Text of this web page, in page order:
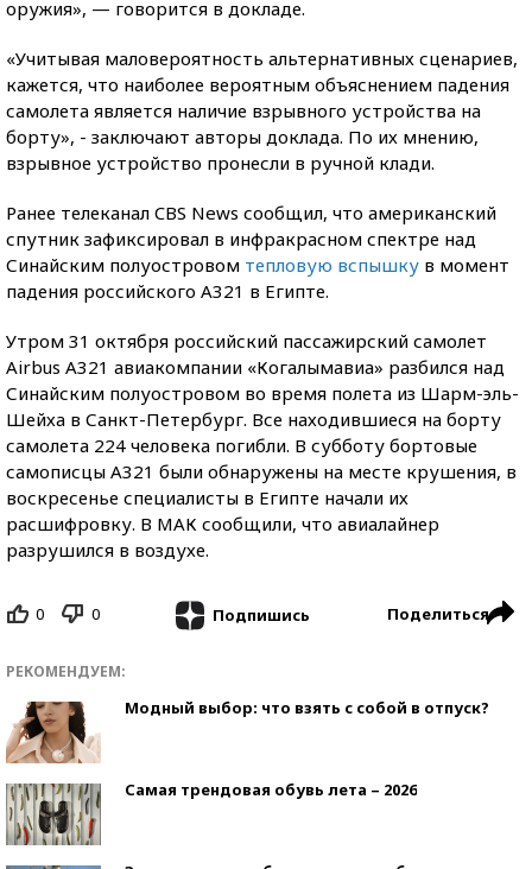
оружия», — говорится в докладе.
«Учитывая маловероятность альтернативных сценариев,
кажется, что наиболее вероятным объяснением падения
самолета является наличие взрывного устройства на
борту», - заключают авторы доклада. По их мнению,
взрывное устройство пронесли в ручной клади.
Ранее телеканал CBS News сообщил, что американский
спутник зафиксировал в инфракрасном спектре над
Синайским полуостровом тепловую вспышку в момент
падения российского А321 в Египте.
Утром 31 октября российский пассажирский самолет
Airbus А321 авиакомпании «Когалымавиа» разбился над
Синайским полуостровом во время полета из Шарм-эль-
Шейха в Санкт-Петербург. Все находившиеся на борту
самолета 224 человека погибли. В субботу бортовые
самописцы А321 были обнаружены на месте крушения, в
воскресенье специалисты в Египте начали их
расшифровку. В МАК сообщили, что авиалайнер
разрушился в воздухе.
0 0 Подпишись Поделиться
РЕКОМЕНДУЕМ:
Модный выбор: что взять с собой в отпуск?
Самая трендовая обувь лета – 2026